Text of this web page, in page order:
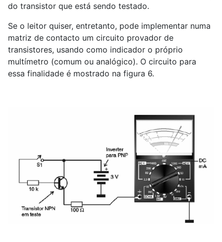
do transistor que está sendo testado.
Se o leitor quiser, entretanto, pode implementar numa
matriz de contacto um circuito provador de
transistores, usando como indicador o próprio
multímetro (comum ou analógico). O circuito para
essa finalidade é mostrado na figura 6.